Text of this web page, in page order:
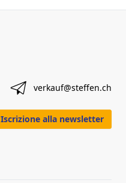
verkauf@steffen.ch
Iscrizione alla newsletter